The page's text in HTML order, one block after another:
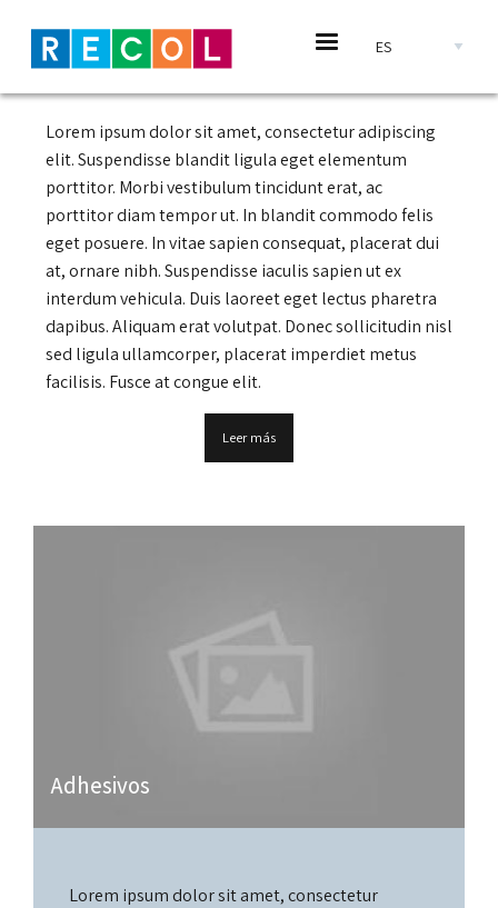
Select your language
Tecnologías
Lorem ipsum dolor sit amet, consectetur adipiscing
elit. Suspendisse blandit ligula eget elementum
porttitor. Morbi vestibulum tincidunt erat, ac
porttitor diam tempor ut. In blandit commodo felis
eget posuere. In vitae sapien consequat, placerat dui
at, ornare nibh. Suspendisse iaculis sapien ut ex
interdum vehicula. Duis laoreet eget lectus pharetra
dapibus. Aliquam erat volutpat. Donec sollicitudin nisl
sed ligula ullamcorper, placerat imperdiet metus
facilisis. Fusce at congue elit.
Leer más
Adhesivos
Lorem ipsum dolor sit amet, consectetur